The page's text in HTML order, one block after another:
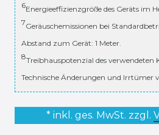
6Energieeffizienzgröße des Geräts im
7Geräuschemissionen bei
Abstand zum Gerät: 1 Meter.
8Treibhauspotenzial des verwendeten
Technische Änderungen und Irrtümer
* inkl. ges. MwSt. zzgl.